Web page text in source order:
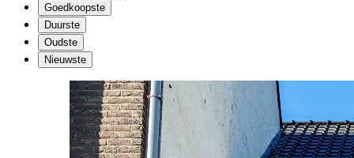
Goedkoopste
Duurste
Oudste
Nieuwste